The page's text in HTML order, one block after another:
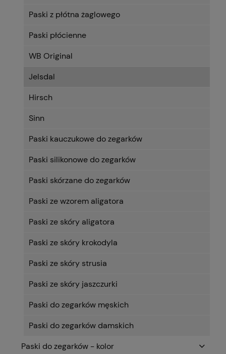
Paski z płótna żaglowego
Paski płócienne
WB Original
Jelsdal
Hirsch
Sinn
Paski kauczukowe do zegarków
Paski silikonowe do zegarków
Paski skórzane do zegarków
Paski ze wzorem aligatora
Paski ze skóry aligatora
Paski ze skóry krokodyla
Paski ze skóry strusia
Paski ze skóry jaszczurki
Paski do zegarków męskich
Paski do zegarków damskich
Paski do zegarków - kolor